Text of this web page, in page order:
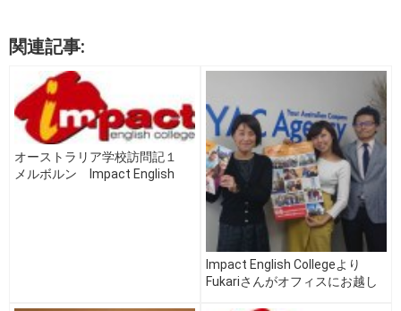
関連記事:
オーストラリア学校訪問記１
メルボルン Impact English
Impact English Collegeより
Fukariさんがオフィスにお越し